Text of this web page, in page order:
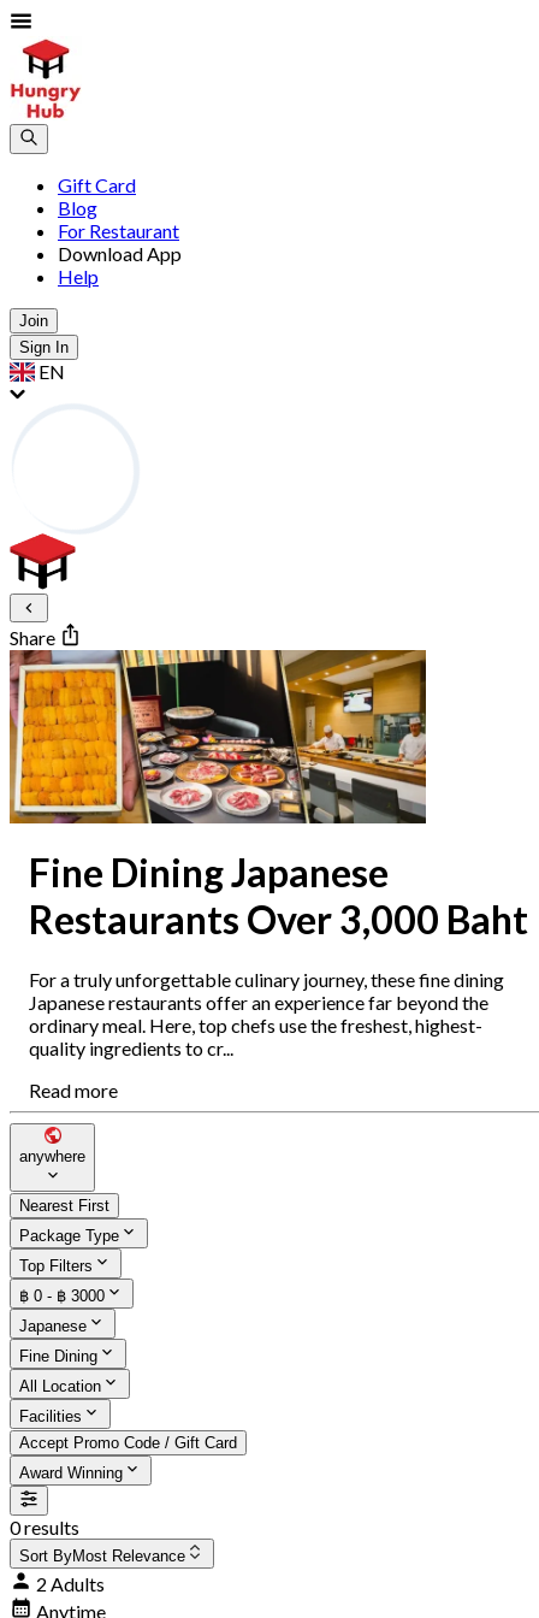
Gift Card
Blog
For Restaurant
Download App
Help
Join
Sign In
EN
Share
Fine Dining Japanese
Restaurants Over 3,000 Baht
For a truly unforgettable culinary journey, these fine dining
Japanese restaurants offer an experience far beyond the
ordinary meal. Here, top chefs use the freshest, highest-
quality ingredients to cr...
Read more
anywhere
Nearest First
Package Type
Top Filters
฿ 0 - ฿ 3000
Japanese
Fine Dining
All Location
Facilities
Accept Promo Code / Gift Card
Award Winning
0 results
Sort ByMost Relevance
2 Adults
Anytime